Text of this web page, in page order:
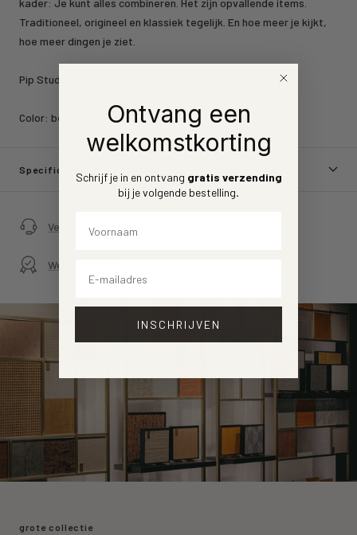
Traditioneel, origineel en klassiek tegelijk. En hoe meer je kijkt,
hoe meer dingen je ziet.
Pip Studio 6 Design: grafisch, bloemen
Color: beige/zand
Specificaties
Verzending en retouren
Webwinkelkeur
grote collectie
Ontvang een
welkomstkorting
Schrijf je in en ontvang gratis verzending
bij je volgende bestelling.
INSCHRIJVEN